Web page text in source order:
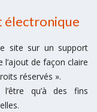
électronique
site sur un support
de façon claire
réservés ».
qu’à des fins